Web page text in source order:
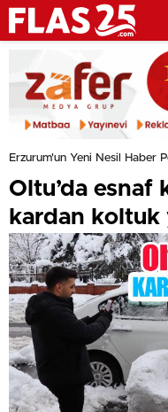
Erzurum'un Yeni Nesil Haber
Oltu’da esnaf
kardan koltuk